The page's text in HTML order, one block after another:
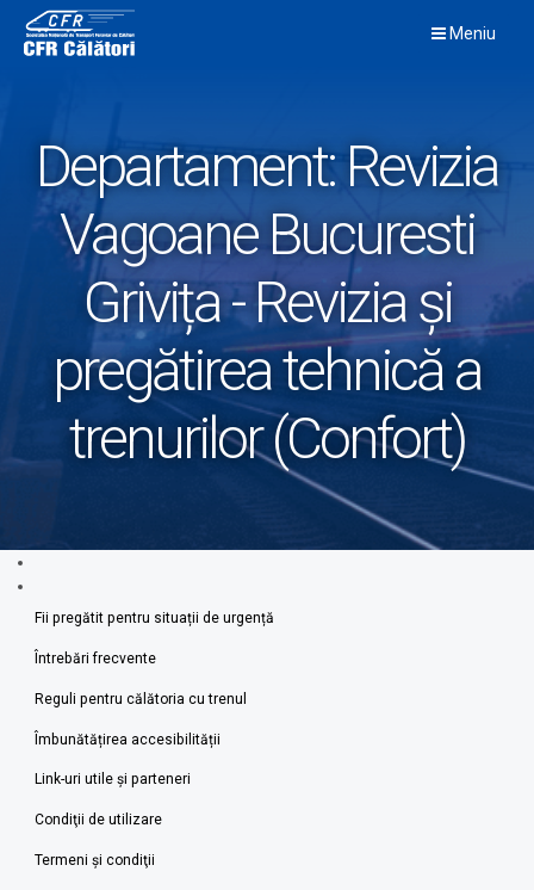
content
Meniu
Departament:Revizia
Vagoane Bucuresti
Grivița - Revizia și
pregătirea tehnică a
trenurilor (Confort)
Fii pregătit pentru situații de urgență
Întrebări frecvente
Reguli pentru călătoria cu trenul
Îmbunătățirea accesibilității
Link-uri utile şi parteneri
Condiţii de utilizare
Termeni şi condiţii